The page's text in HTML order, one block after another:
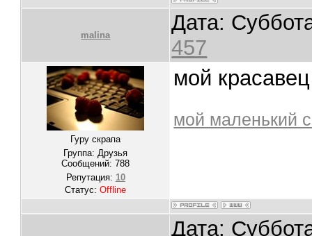
malina
Дата:
457
Гуру скрапа
Группа: Друзья
Сообщений:788
Репутация: 10
Статус:Offline
мой
мой маленький
Дата: